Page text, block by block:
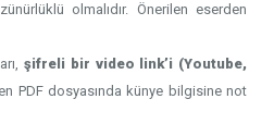
olmalıdır. Önerilen eserden
şifreli bir video link’i (Youtube,
PDF dosyasında künye bilgisine not